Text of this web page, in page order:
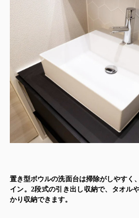
置き型ボウルの洗面台は掃除がしやすく
イン。2段式の引き出し収納で、タオル
かり収納できます。